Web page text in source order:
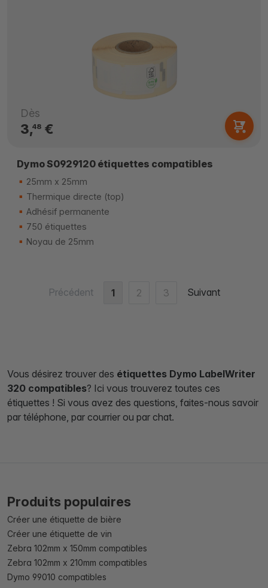
Dès
3,48€
Dymo S0929120 étiquettes compatibles
25mm x 25mm
Thermique directe (top)
Adhésif permanente
750 étiquettes
Noyau de 25mm
Précédent 1 2 3 Suivant
Vous désirez trouver des étiquettes Dymo LabelWriter
320 compatibles? Ici vous trouverez toutes ces
étiquettes ! Si vous avez des questions, faites-nous savoir
par téléphone, par courrier ou par chat.
Produits populaires
Créer une étiquette de bière
Créer une étiquette de vin
Zebra 102mm x 150mm compatibles
Zebra 102mm x 210mm compatibles
Dymo 99010 compatibles